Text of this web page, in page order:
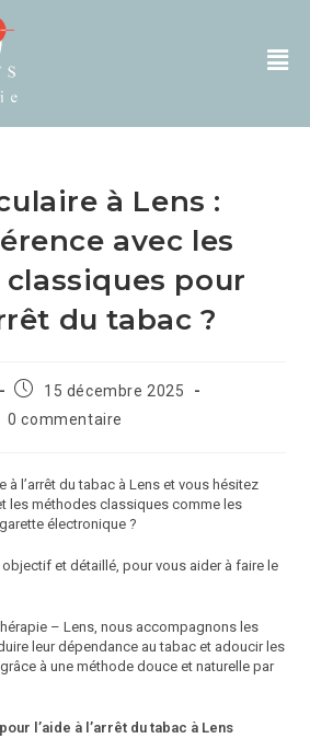
à Lens :
avec les
pour
du tabac ?
15 décembre 2025
0 commentaire
à l’arrêt du tabac à Lens et vous hésitez
les méthodes classiques comme les
électronique ?
et détaillé, pour vous aider à faire le
– Lens, nous accompagnons les
leur dépendance au tabac et adoucir les
à une méthode douce et naturelle par
l’aide à l’arrêt du tabac à Lens